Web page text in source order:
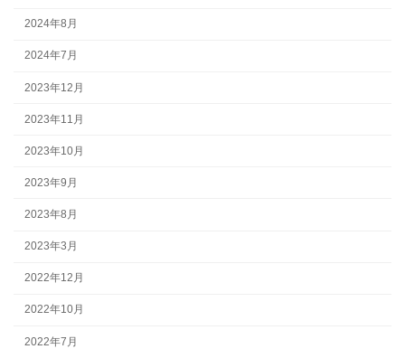
2024年8月
2024年7月
2023年12月
2023年11月
2023年10月
2023年9月
2023年8月
2023年3月
2022年12月
2022年10月
2022年7月